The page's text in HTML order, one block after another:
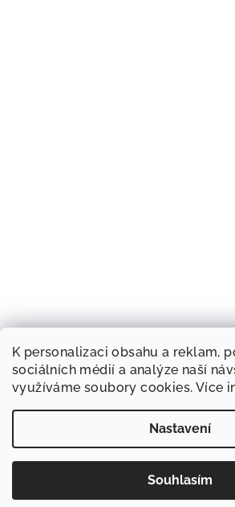
K personalizaci obsahu a reklam,
sociálních médií a analýze naší
využíváme soubory cookies. Více
Nastavení
Souhlasím